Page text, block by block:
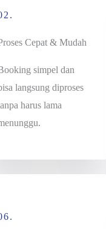
Cepat & Mudah
simpel dan
langsung diproses
harus lama